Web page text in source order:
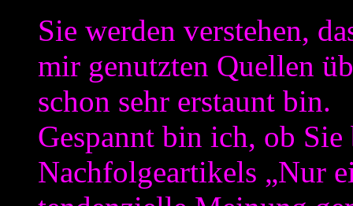
Sie werden verstehen,
mir genutzten Quellen
schon sehr erstaunt bin.
Gespannt bin ich, ob
Nachfolgeartikels „Nur